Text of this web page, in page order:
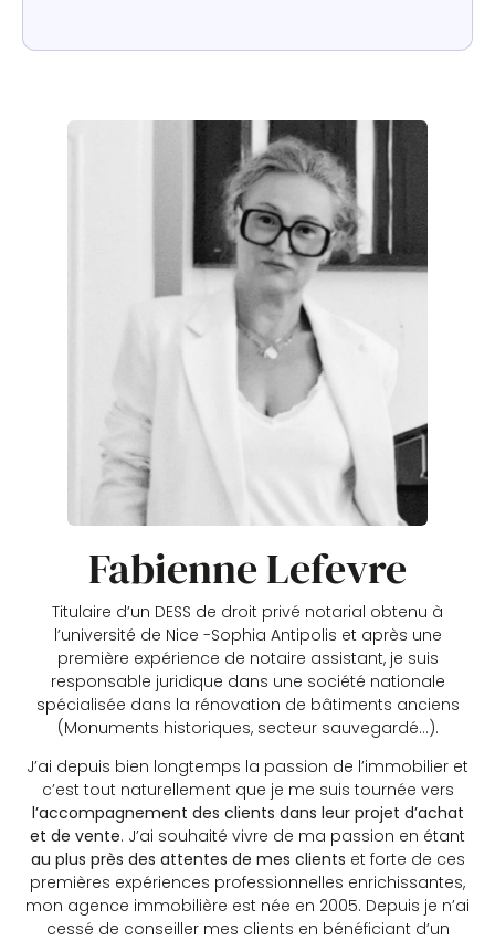
FabienneLefevre
Titulaire d’un DESS de droit privé notarial obtenu à
l’université de Nice -Sophia Antipolis et après une
première expérience de notaire assistant, je suis
responsable juridique dans une société nationale
spécialisée dans la rénovation de bâtiments anciens
(Monuments historiques, secteur sauvegardé…).
J’ai depuis bien longtemps la passion de l’immobilier et
c’est tout naturellement que je me suis tournée vers
l’accompagnement des clients dans leur projet d’achat
et de vente. J’ai souhaité vivre de ma passion en étant
au plus près des attentes de mes clients et forte de ces
premières expériences professionnelles enrichissantes,
mon agence immobilière est née en 2005. Depuis je n’ai
cessé de conseiller mes clients en bénéficiant d’un